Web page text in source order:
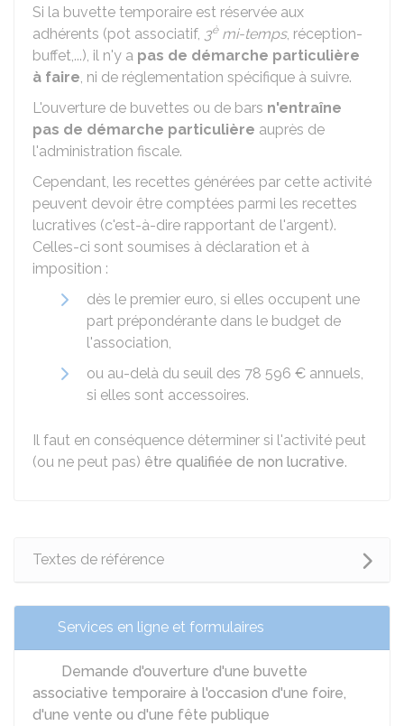
Si la buvette temporaire est réservée aux
adhérents (pot associatif, 3èmi-temps, réception-
buffet,...), il n'y a pas de démarche particulière
à faire, ni de réglementation spécifique à suivre.
L'ouverture de buvettes ou de bars n'entraîne
pas de démarche particulière auprès de
l'administration fiscale.
Cependant, les recettes générées par cette activité
peuvent devoir être comptées parmi les recettes
lucratives (c'est-à-dire rapportant de l'argent).
Celles-ci sont soumises à déclaration et à
imposition :
dès le premier euro, si elles occupent une
part prépondérante dans le budget de
l'association,
ou au-delà du seuil des 78 596 € annuels,
si elles sont accessoires.
Il faut en conséquence déterminer si l'activité peut
(ou ne peut pas) être qualifiée de non lucrative.
Textes de référence
Services en ligne et formulaires
Demande d'ouverture d'une buvette
associative temporaire à l'occasion d'une foire,
d'une vente ou d'une fête publique